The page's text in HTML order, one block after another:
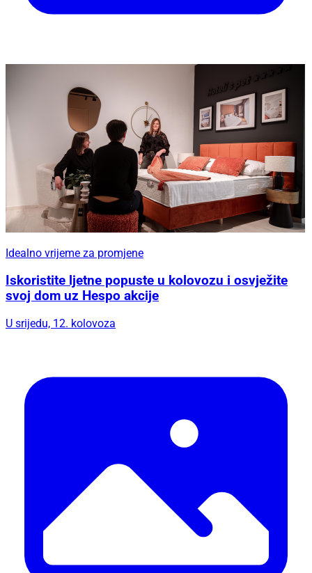
Idealno vrijeme za promjene
Iskoristite ljetne popuste u kolovozu i osvježite
svoj dom uz Hespo akcije
U srijedu, 12. kolovoza